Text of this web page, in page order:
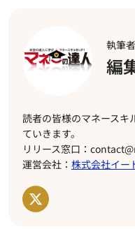
執筆
編
読者の皆様のマネースキ
ていきます。
リリース窓口：
運営会社： 株式会社イー